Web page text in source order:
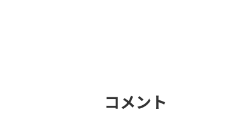
コメント